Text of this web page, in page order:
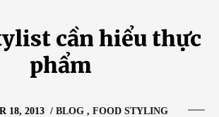
cần hiểu thực
phẩm
18, 2013 / BLOG FOOD STYLING